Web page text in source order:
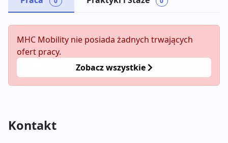
MHC Mobility nie posiada żadnych trwających
ofert pracy.
Zobacz wszystkie
Kontakt